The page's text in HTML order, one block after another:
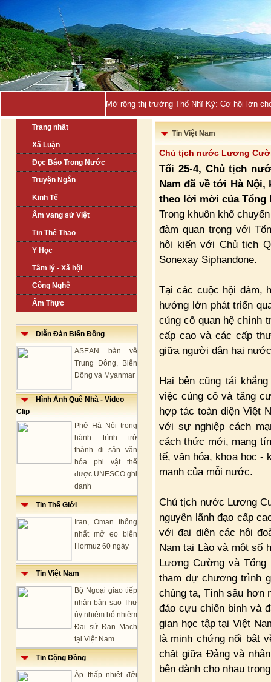
Mở rộng thị trường Thổ Nhĩ Kỳ: Cơ hội lớn
Trang nhất
Xã Luận
Đọc Báo Trong Nước
Truyện Ngắn
Kinh Tế
Âm vang sử Việt
Tin Thể Thao
Y Học
Tâm lý - Xã hội
Công Nghệ
Ẩm Thực
Diễn Đàn Biển Đông
ASEAN bàn về
Trung Đông, Biển
Đông và Myanmar
Hình Ảnh Quê Nhà - Video
Clip
Phở Hà Nội trong
hành trình trở
thành di sản văn
hóa phi vật thể
được UNESCO ghi
danh
Tin Thế Giới
Iran, Oman thống
nhất mở eo biển
Hormuz 60 ngày
Tin Việt Nam
Bộ Ngoại giao tiếp
nhận bản sao Thư
ủy nhiệm bổ nhiệm
Đại sứ Đan Mạch
tại Việt Nam
Tin Cộng Đồng
Áp thấp nhiệt đới
Tin Việt Nam
Chủ tịch nước Lương
Tối 25-4, Chủ tịch
Nam đã về tới Hà
theo lời mời của Tổng
Trong khuôn khổ
đàm quan trọng với
hội kiến với Chủ tịch
Sonexay Siphandone.
Tại các cuộc hội đàm,
hướng lớn phát triển
củng cố quan hệ chính
cấp cao và các cấp
giữa người dân hai
Hai bên cũng tái
việc củng cố và tăng
hợp tác toàn diện Việt
với sự nghiệp cách
cách thức mới, mang
tế, văn hóa, khoa học -
mạnh của mỗi nước.
Chủ tịch nước Lương
nguyên lãnh đạo cấp
với đại diện các hội
Nam tại Lào và một số
Lương Cường và Tổng
tham dự chương trình
chúng ta, Tình sâu hơn
đảo cựu chiến binh và
gian học tập tại Việt
là minh chứng nổi bật
chặt giữa Đảng và
bên dành cho nhau